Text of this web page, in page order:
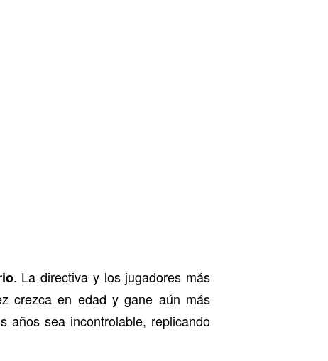
. La directiva y los jugadores más
crezca en edad y gane aún más
años sea incontrolable, replicando